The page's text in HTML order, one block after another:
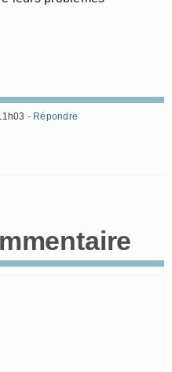
- Répondre